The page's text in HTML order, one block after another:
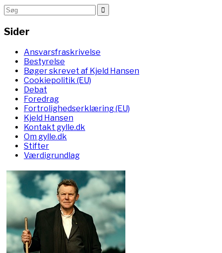
Sider
Ansvarsfraskrivelse
Bestyrelse
Bøger skrevet af Kjeld Hansen
Cookiepolitik (EU)
Debat
Foredrag
Fortrolighedserklæring (EU)
Kjeld Hansen
Kontakt gylle.dk
Om gylle.dk
Stifter
Værdigrundlag